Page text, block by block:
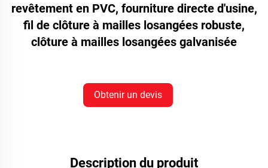
revêtement en PVC, fourniture directe d'usine,
fil de clôture à mailles losangées robuste,
clôture à mailles losangées galvanisée
Obtenir un devis
Description du produit